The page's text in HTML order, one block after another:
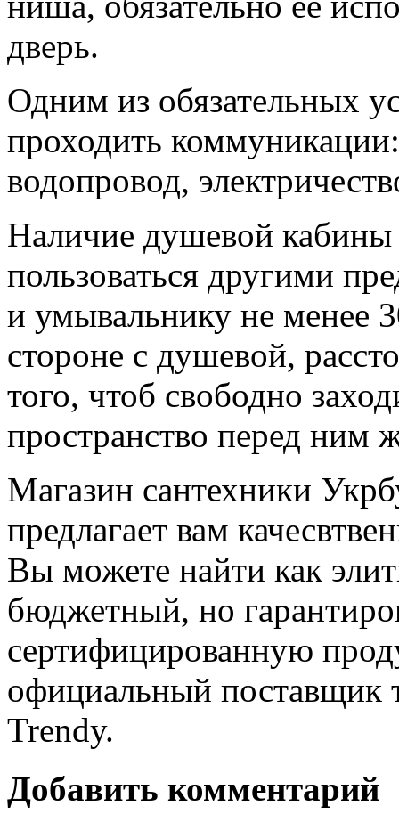
дверь.
Одним из обязательных
проходить
водопровод,
Наличие душевой
пользоваться другими
и умывальнику не менее
стороне с душевой,
того, чтоб свободно
пространство перед ним
Магазин сантехники
предлагает вам
Вы можете найти как
бюджетный, но
сертифицированную
официальный поставщик
Trendy.
Добавить комментарий